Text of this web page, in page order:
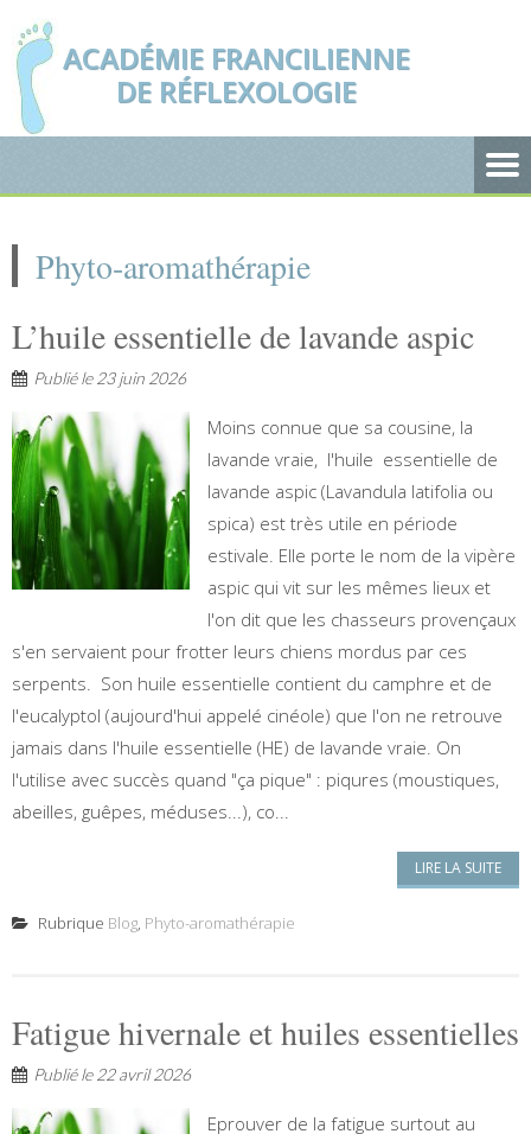
ACADÉMIE FRANCILIENNE
DE RÉFLEXOLOGIE
Phyto-aromathérapie
L’huile essentielle de lavande aspic
Publié le 23 juin 2026
Moins connue que sa cousine, la
lavande vraie, l'huile essentielle de
lavande aspic (Lavandula latifolia ou
spica) est très utile en période
estivale. Elle porte le nom de la vipère
aspic qui vit sur les mêmes lieux et
l'on dit que les chasseurs provençaux
s'en servaient pour frotter leurs chiens mordus par ces
serpents. Son huile essentielle contient du camphre et de
l'eucalyptol (aujourd'hui appelé cinéole) que l'on ne retrouve
jamais dans l'huile essentielle (HE) de lavande vraie. On
l'utilise avec succès quand "ça pique" : piqures (moustiques,
abeilles, guêpes, méduses...), co...
LIRE LA SUITE
Rubrique Blog, Phyto-aromathérapie
Fatigue hivernale et huiles essentielles
Publié le 22 avril 2026
Eprouver de la fatigue surtout au